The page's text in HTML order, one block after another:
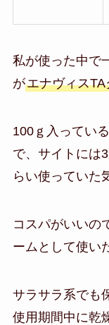
私が使った中で
がエナヴィス
100ｇ入ってい
で、サイトには
らい使っていた
コスパがいいの
ームとして使い
サラサラ系でも
使用期間中に乾